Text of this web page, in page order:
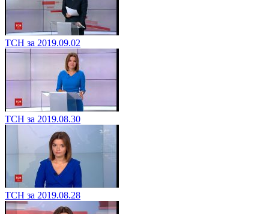
ТСН за 2019.09.02
ТСН за 2019.08.30
ТСН за 2019.08.28